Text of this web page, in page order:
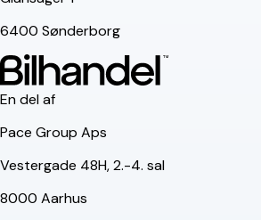
6400 Sønderborg
En del af
Pace Group Aps
Vestergade 48H, 2.-4. sal
8000 Aarhus